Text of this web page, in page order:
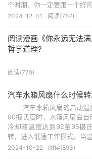
个时期，你一定要跟一个好
2024-12-01 阅读(787)
阅读漫画《你永远无法
哲学道理?
阅读(779)
汽车水箱风扇什么时候
汽车水箱风扇的启动温
90摄氏度时，水箱风扇会
冷却液温度达到92至95摄
转，进入低速工作模式。当
2024-10-22 阅读(893)